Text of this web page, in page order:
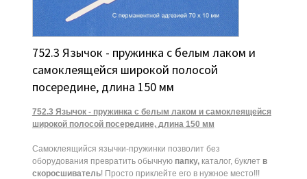
752.3 Язычок - пружинка с белым лаком и
самоклеящейся широкой полосой
посередине, длина 150 мм
752.3 Язычок - пружинка с белым лаком и самоклеящейся
широкой полосой посередине, длина 150 мм
Самоклеящийся язычки-пружинки позволит без
оборудования превратить обычную папку,каталог, буклет в
скоросшиватель! Просто приклейте его в нужное место!!!